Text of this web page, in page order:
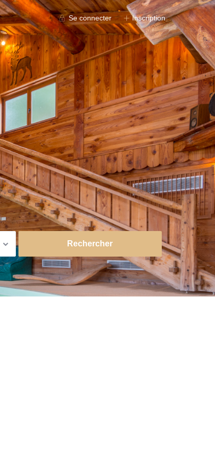
Se connecter Inscription